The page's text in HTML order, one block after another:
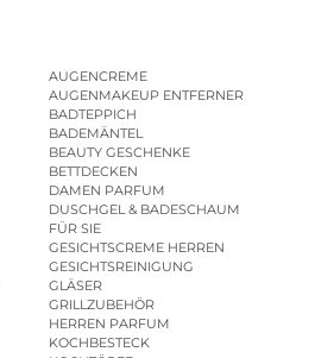
AUGENCREME
AUGENMAKEUP ENTFERNER
BADTEPPICH
BADEMÄNTEL
BEAUTY GESCHENKE
BETTDECKEN
DAMEN PARFUM
DUSCHGEL & BADESCHAUM
FÜR SIE
GESICHTSCREME HERREN
GESICHTSREINIGUNG
GLÄSER
GRILLZUBEHÖR
HERREN PARFUM
KOCHBESTECK